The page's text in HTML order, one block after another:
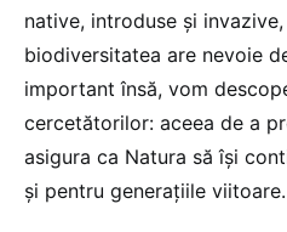
native, introduse și
biodiversitatea are nevoie
important însă, vom
cercetătorilor: aceea de a
asigura ca Natura să își
și pentru generațiile viitoare.